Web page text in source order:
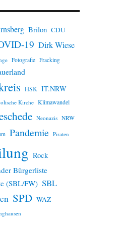
Brilon CDU
19 Dirk Wiese
Fotografie Fracking
HSK IT.NRW
Kirche Klimawandel
Neonazis NRW
Pandemie Piraten
Rock
Bürgerliste
(SBL/FW) SBL
SPD WAZ